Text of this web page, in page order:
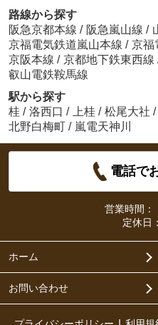
路線から探す
阪急京都本線 / 阪急嵐山線 /
京福電気鉄道嵐山本線 / 京福
京阪本線 / 京都地下鉄東西線
叡山電鉄鞍馬線
駅から探す
桂 / 洛西口 / 上桂 / 松尾大社 /
北野白梅町 / 嵐電天神川
電話で
営業時間：
定休日：
ホーム
お問い合わせ